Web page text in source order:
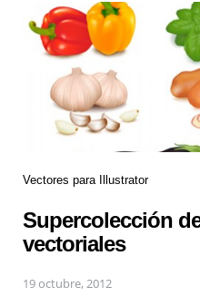
Vectores para Illustrator
Supercolección
vectoriales
19 octubre, 2012